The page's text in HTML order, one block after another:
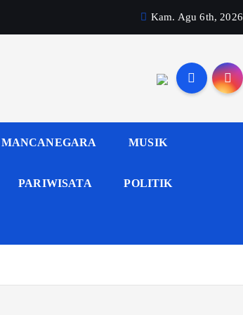
Kam. Agu 6th, 2026
MANCANEGARA MUSIK
PARIWISATA POLITIK